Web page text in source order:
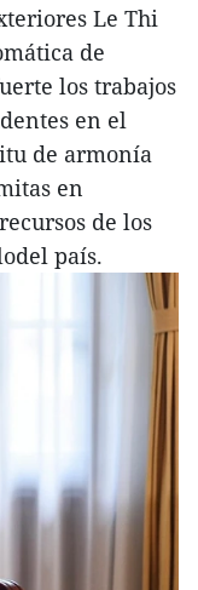
Le Thi
de
los trabajos
en el
de armonía
en
de los
país.